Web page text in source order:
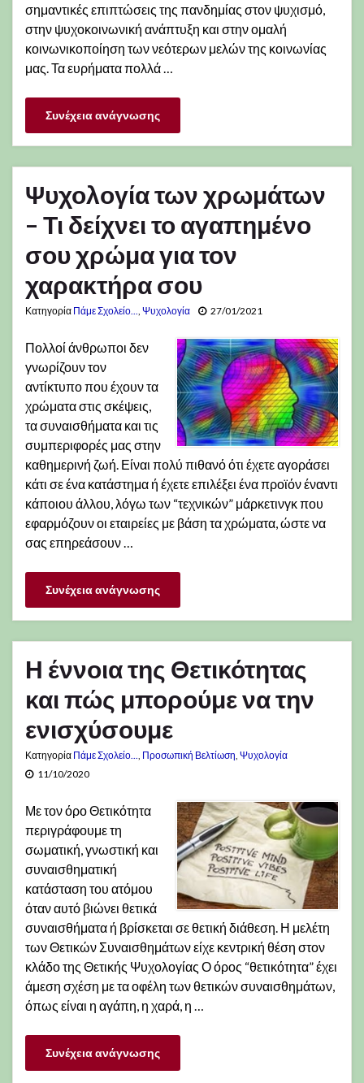
σημαντικές επιπτώσεις της πανδημίας στον ψυχισμό,
στην ψυχοκοινωνική ανάπτυξη και στην ομαλή
κοινωνικοποίηση των νεότερων μελών της κοινωνίας
μας. Τα ευρήματα πολλά …
Συνέχεια ανάγνωσης
Ψυχολογία των χρωμάτων
– Τι δείχνει το αγαπημένο
σου χρώμα για τον
χαρακτήρα σου
Κατηγορία Πάμε Σχολείο... Ψυχολογία 27/01/2021
Πολλοί άνθρωποι δεν
γνωρίζουν τον
αντίκτυπο που έχουν τα
χρώματα στις σκέψεις,
τα συναισθήματα και τις
συμπεριφορές μας στην
καθημερινή ζωή. Είναι πολύ πιθανό ότι έχετε αγοράσει
κάτι σε ένα κατάστημα ή έχετε επιλέξει ένα προϊόν έναντι
κάποιου άλλου, λόγω των “τεχνικών” μάρκετινγκ που
εφαρμόζουν οι εταιρείες με βάση τα χρώματα, ώστε να
σας επηρεάσουν …
Συνέχεια ανάγνωσης
Η έννοια της Θετικότητας
και πώς μπορούμε να την
ενισχύσουμε
Κατηγορία Πάμε Σχολείο... Προσωπική Βελτίωση Ψυχολογία
11/10/2020
Με τον όρο Θετικότητα
περιγράφουμε τη
σωματική, γνωστική και
συναισθηματική
κατάσταση του ατόμου
όταν αυτό βιώνει θετικά
συναισθήματα ή βρίσκεται σε θετική διάθεση. Η μελέτη
των Θετικών Συναισθημάτων είχε κεντρική θέση στον
κλάδο της Θετικής Ψυχολογίας Ο όρος “θετικότητα” έχει
άμεση σχέση με τα οφέλη των θετικών συναισθημάτων,
όπως είναι η αγάπη, η χαρά, η …
Συνέχεια ανάγνωσης